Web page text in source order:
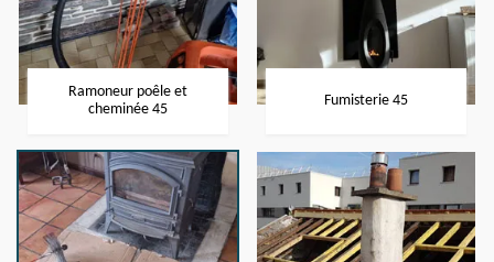
Ramoneur poêle et
cheminée 45
Fumisterie 45